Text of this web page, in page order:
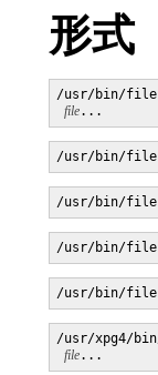
形式
/usr/bin/
file...
/usr/bin/
/usr/bin/
/usr/bin/
/usr/bin/
/usr/xpg4/
file...